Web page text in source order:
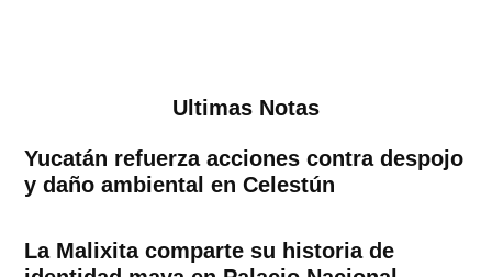
Ultimas Notas
Yucatán refuerza acciones contra despojo
y daño ambiental en Celestún
La Malixita comparte su historia de